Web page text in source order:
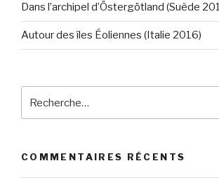
Dans l’archipel d’Östergötland (Suède
Autour des îles Éoliennes (Italie 2016)
COMMENTAIRES RÉCENTS